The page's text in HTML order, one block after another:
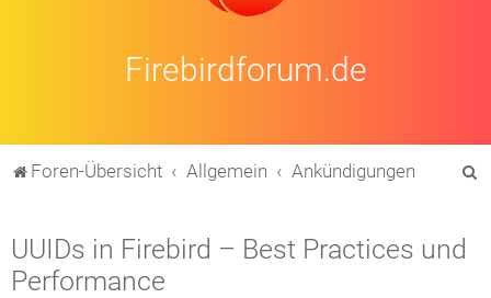
Firebirdforum.de
Foren-Übersicht Allgemein Ankündigungen
UUIDs in Firebird – Best Practices und
Performance